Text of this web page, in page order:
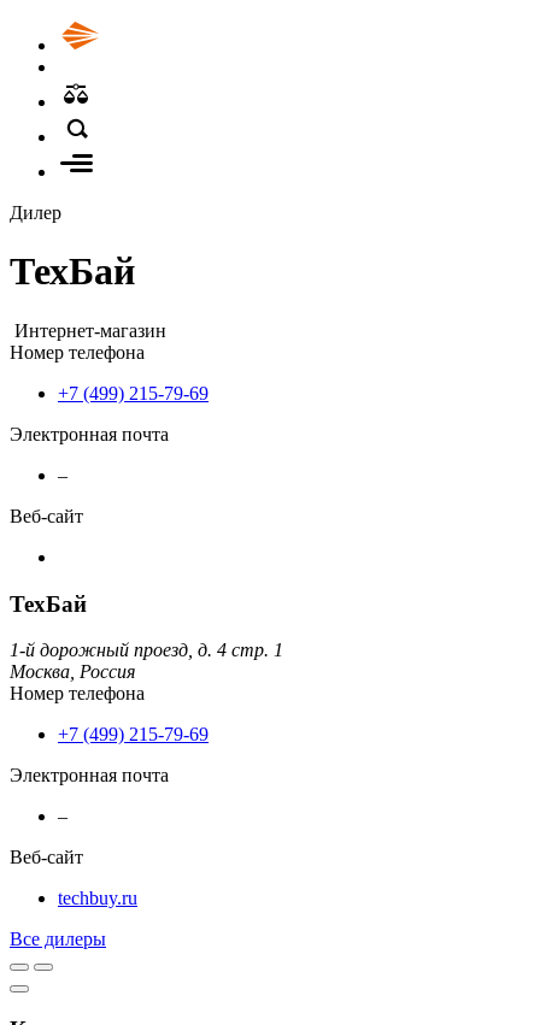
Дилер
ТехБай
Интернет-магазин
Номер телефона
+7 (499) 215-79-69
Электронная почта
–
Веб-сайт
ТехБай
1-й дорожный проезд, д. 4 стр. 1
Москва, Россия
Номер телефона
+7 (499) 215-79-69
Электронная почта
–
Веб-сайт
techbuy.ru
Все дилеры